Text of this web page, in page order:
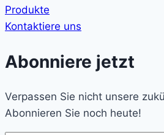
Produkte
Kontaktiere uns
Abonniere jetzt
Verpassen Sie nicht unsere
Abonnieren Sie noch heute!